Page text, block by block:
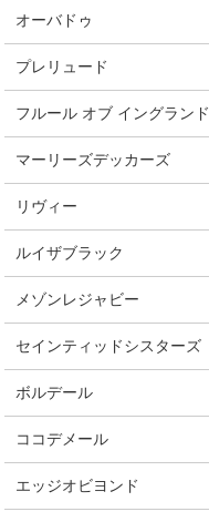
オーバドゥ
プレリュード
フルール オブ イングランド
マーリーズデッカーズ
リヴィー
ルイザブラック
メゾンレジャビー
セインティッドシスターズ
ボルデール
ココデメール
エッジオビヨンド